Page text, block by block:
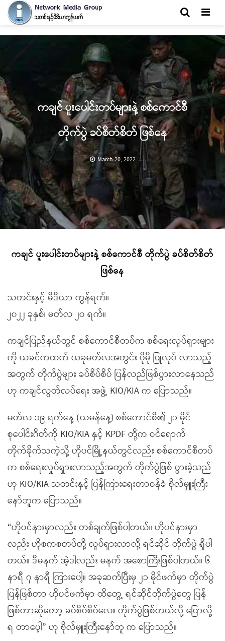
ကချင် ပူးပေါင်းတပ်များနဲ့ စစ်ကောင်စီ
တိုက်ပွဲ ခပ်စိတ်စိတ် ဖြစ်နေ
March 20, 2022
ကချင် ပူးပေါင်းတပ်များနဲ့ စစ်ကောင်စီ တိုက်ပွဲ ခပ်စိတ်စိတ်
ဖြစ်နေ
သတင်းနှင့် မီဒီယာ ကွန်ရက်။
၂၀၂၂ ခုနှစ်၊ မတ်လ ၂၀ ရက်။
ကချင်ပြည်နယ်တွင် စစ်ကောင်စီတပ်က စစ်ရေးလှုပ်ရှားများ
ကို ယခင်ကထက် ယခုမတ်လအတွင်း ပိုမို ပြုလုပ် လာသည့်
အတွက် တိုက်ပွဲများ ခပ်စိပ်စိပ် ပြန်လည်ဖြစ်ပွားလာနေသည်
ဟု ကချင်လွတ်လပ်ရေး အဖွဲ့ KIO/KIA က ပြောသည်။
မတ်လ ၁၉ ရက်နေ့ (ယမန်နေ့) စစ်ကောင်စီ၏ ၂၁ မိုင်
စုပေါင်းဂိတ်ကို KIO/KIA နှင့် KPDF တို့က ဝင်ရောက်
တိုက်ခိုက်သကဲ့သို့ ဟိုပင်မြို့နယ်တွင်လည်း စစ်ကောင်စီတပ်
က စစ်ရေးလှုပ်ရှားလာသည့်အတွက် တိုက်ပွဲဖြစ် ပွားခဲ့သည်
ဟု KIO/KIA သတင်းနှင့် ပြန်ကြားရေးတာဝန်ခံ ဗိုလ်မှူးကြီး
နော်ဘူက ပြောသည်။
“ဟိုပင်နားမှာလည်း တစ်ချက်ဖြစ်ပါတယ်။ ဟိုပင်နားမှာ
လည်း ဟိုစကစတပ်တို့ လှုပ်ရှားလာလို့ ရင်ဆိုင် တိုက်ပွဲ ရှိပါ
တယ်။ ဒီမနက် အဲ့ဒါလည်း မနက် အစောကြီးဖြစ်ပါတယ်။ ၆
နာရီ ၇ နာရီ ကြားပေါ့။ အခုဆက်ပြီးမှ ၂၁ မိုင်ဖက်မှာ တိုက်ပွဲ
ပြန်ဖြစ်တာ ဟိုပင်ဖက်မှာ ထိတွေ့ ရင်ဆိုင်တိုက်ပွဲတွေ ပြန်
ဖြစ်တာဆိုတော့ ခပ်စိပ်စိပ်လေး တိုက်ပွဲဖြစ်တယ်လို့ ပြောလို့
ရ တာပေ့ါ” ဟု ဗိုလ်မှူးကြီးနော်ဘူ က ပြောသည်။